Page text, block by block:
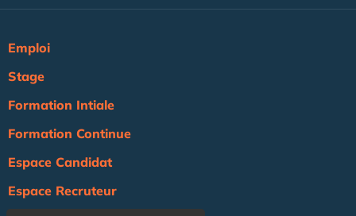
Emploi
Stage
Formation Intiale
Formation Continue
Espace Candidat
Espace Recruteur